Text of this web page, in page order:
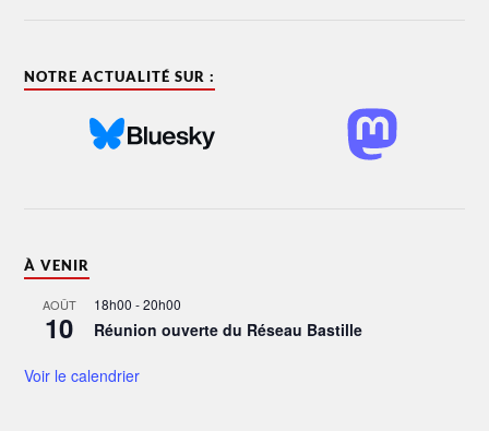
NOTRE ACTUALITÉ SUR :
À VENIR
AOÛT
10
18h00 -20h00
Réunion ouverte du Réseau Bastille
Voir le calendrier